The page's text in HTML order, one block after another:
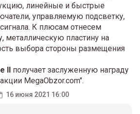
линейные и быстрые
управляемую подсветку,
К плюсам отнесем
металлическую пластину на
выбора стороны размещения
II получает заслуженную награду
MegaObzor.com".
16 июня 2021 16:00